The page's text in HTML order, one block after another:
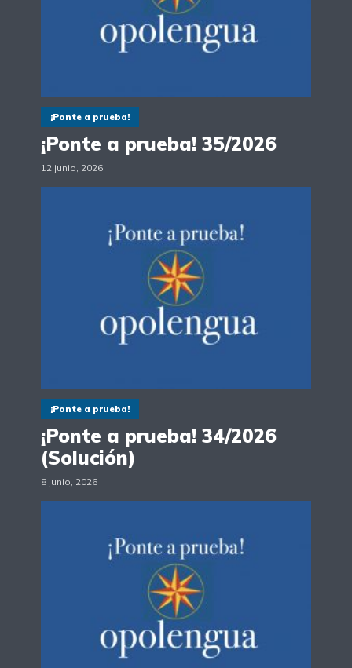
¡Ponte a prueba!
¡Ponte a prueba! 35/2026
12 junio, 2026
¡Ponte a prueba!
¡Ponte a prueba! 34/2026
(Solución)
8 junio, 2026